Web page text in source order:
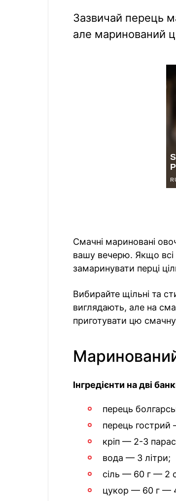
Зазвичай перець
але маринований
Смачні мариновані
вашу вечерю. Якщо всі
замаринувати перці
Вибирайте щільні та
виглядають, але на
приготувати цю смачну
Інгредієнти на дві
перець
перець
кріп — 2-3
вода — 3 літри;
сіль — 60 г — 2
цукор — 60 г —